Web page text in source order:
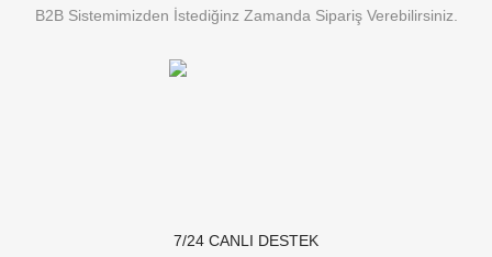
B2B Sistemimizden İstediğinz Zamanda Sipariş Verebilirsiniz.
7/24 CANLI DESTEK